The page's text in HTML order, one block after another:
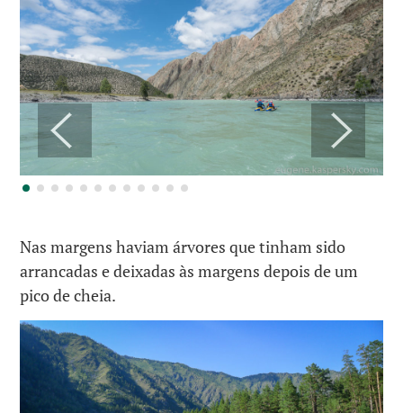
Nas margens haviam árvores que tinham sido
arrancadas e deixadas às margens depois de um
pico de cheia.